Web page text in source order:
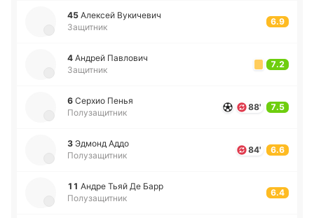
45 Але­ксей Ву­ки­че­вич
Защитник
6.9
4 Андрей Па­вло­вич
Защитник
7.2
6 Серхио Пенья
Полузащитник
88' 7.5
3 Эдмонд Аддо
Полузащитник
84' 6.6
11 Андре Тьяй Де Барр
Полузащитник
6.4